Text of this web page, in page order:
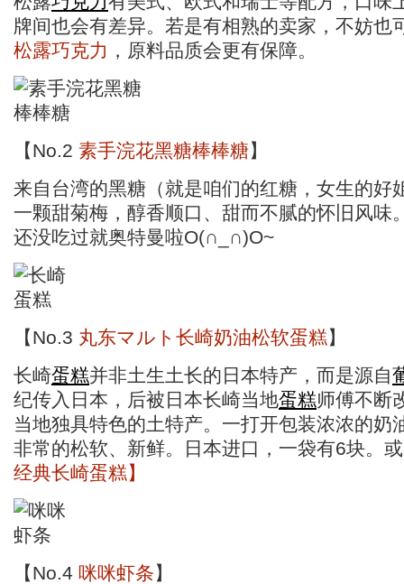
牌间也会有差异。若是有相熟的卖家，不妨也
松露巧克力 ，原料品质会更有保障。
【No.2 素手浣花黑糖棒棒糖】
来自台湾的黑糖（就是咱们的红糖，女生的好
一颗甜菊梅，醇香顺口、甜而不腻的怀旧风味
还没吃过就奥特曼啦O(∩_∩)O~
【No.3 丸东マルト长崎奶油松软蛋糕】
长崎蛋糕并非土生土长的日本特产，而是源自
纪传入日本，后被日本长崎当地蛋糕师傅不断
当地独具特色的土特产。一打开包装浓浓的奶
非常的松软、新鲜。日本进口，一袋有6块。
经典长崎蛋糕】
【No.4 咪咪虾条】